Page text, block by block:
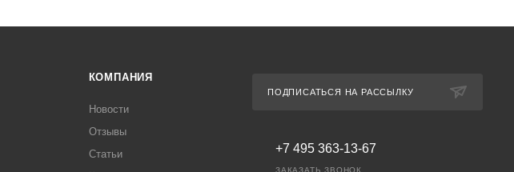
КОМПАНИЯ
Новости
Отзывы
Статьи
ПОДПИСАТЬСЯ НА РАССЫЛКУ
+7 495 363-13-67
ЗАКАЗАТЬ ЗВОНОК